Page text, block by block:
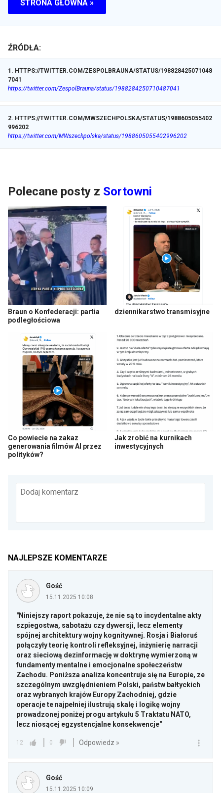
STRONA GŁÓWNA »
ŹRÓDŁA:
1 . HTTPS://TWITTER.COM/ZESPOLBRAUNA/STATUS/198828425071048
7041
https://twitter.com/ZespolBrauna/status/1988284250710487041
2. HTTPS://TWITTER.COM/MWSZECHPOLSKA/STATUS/1988605055402
996202
https://twitter.com/MWszechpolska/status/1988605055402996202
Polecane posty z Sortowni
Braun o Konfederacji: partia
podległościowa
dziennikarstwo transmisyjne
Co powiecie na zakaz
generowania filmów AI przez
polityków?
Jak zrobić na kurnikach
inwestycyjnych
Dodaj komentarz
NAJLEPSZE KOMENTARZE
Gość
15.11.2025 10:08
"Niniejszy raport pokazuje, że nie są to incydentalne akty
szpiegostwa, sabotażu czy dywersji, lecz elementy
spójnej architektury wojny kognitywnej. Rosja i Białoruś
połączyły teorię kontroli refleksyjnej, inżynierię narracji
oraz sieciową dezinformację w doktrynę wymierzoną w
fundamenty mentalne i emocjonalne społeczeństw
Zachodu. Poniższa analiza koncentruje się na Europie, ze
szczególnym uwzględnieniem Polski, państw bałtyckich
oraz wybranych krajów Europy Zachodniej, gdzie
operacje te najpełniej ilustrują skalę i logikę wojny
prowadzonej poniżej progu artykułu 5 Traktatu NATO,
lecz niosącej egzystencjalne konsekwencje"
12 0 Odpowiedz »
Gość
15.11.2025 10:09